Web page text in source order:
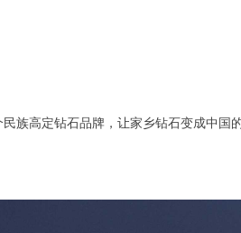
族高定钻石品牌，让家乡钻石变成中国